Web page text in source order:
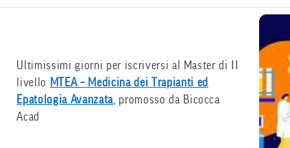
Ultimissimi giorni per iscriversi al Master di II
livello MTEA – Medicina dei Trapianti ed
Epatologia Avanzata, promosso da Bicocca
Acad